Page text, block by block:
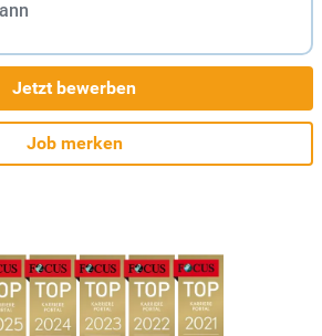
Jetzt bewerben
Job merken